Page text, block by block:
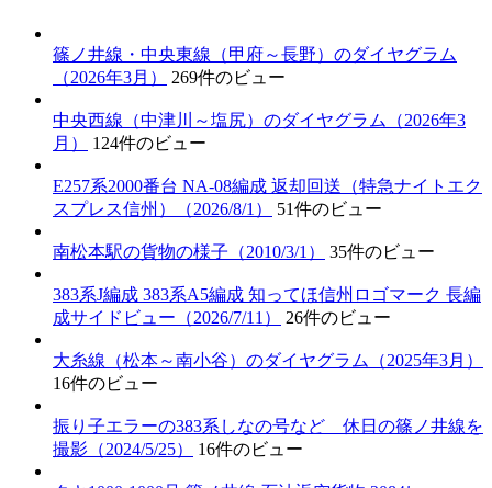
篠ノ井線・中央東線（甲府～長野）のダイヤグラム
（2026年3月）
269件のビュー
中央西線（中津川～塩尻）のダイヤグラム（2026年3
月）
124件のビュー
E257系2000番台 NA-08編成 返却回送（特急ナイトエク
スプレス信州）（2026/8/1）
51件のビュー
南松本駅の貨物の様子（2010/3/1） 35件のビュー
383系J編成 383系A5編成 知ってほ信州ロゴマーク 長編
成サイドビュー（2026/7/11）
26件のビュー
大糸線（松本～南小谷）のダイヤグラム（2025年3月）
16件のビュー
振り子エラーの383系しなの号など 休日の篠ノ井線を
撮影（2024/5/25）
16件のビュー